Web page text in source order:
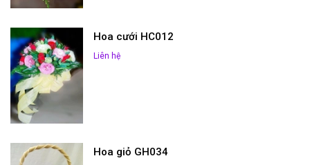
Hoa cưới HC012
Liên hệ
Hoa giỏ GH034